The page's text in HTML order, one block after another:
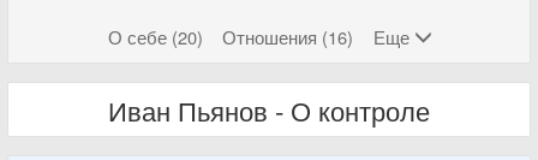
О себе (20)
Отношения (16) Еще
Иван Пьянов - О контроле